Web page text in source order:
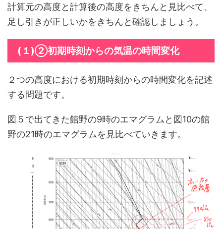
計算元の高度と計算後の高度をきちんと見比べて、
足し引きが正しいかをきちんと確認しましょう。
(１)②初期時刻からの気温の時間変化
２つの高度における初期時刻からの時間変化を記述
する問題です。
図５で出てきた館野の9時のエマグラムと図10の館
野の21時のエマグラムを見比べていきます。